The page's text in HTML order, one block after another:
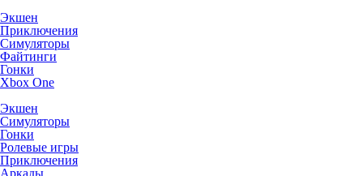
Экшен
Приключения
Симуляторы
Файтинги
Гонки
Xbox One
Экшен
Симуляторы
Гонки
Ролевые игры
Приключения
Аркады